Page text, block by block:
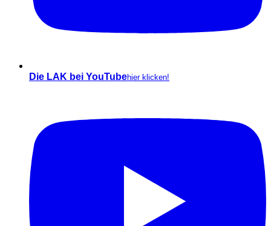
Die LAK bei YouTubehier klicken!